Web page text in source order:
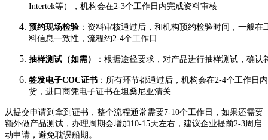
Intertek等），机构会在2-3个工作日内完成资料审核
预约现场检验 ：资料审核通过后，和机构预约检验时间，一般
料信息一致性，流程约2-4个工作日
抽样测试（如需） ：根据途径要求，对产品进行抽样测试，确认
签发电子COC证书 ：所有环节都通过后，机构会在2-4个工作日
货，进口商凭电子证书在坦桑尼亚清关
从提交申请到拿到证书，整个流程通常需要7-10个工作日，如果还需要
额外做产品测试，办理周期会增加10-15天左右，建议企业提前2-3周启
动申请，避免耽误船期。